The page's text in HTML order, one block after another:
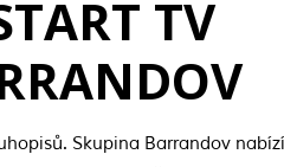
TV
Skupina Barrandov nabízí